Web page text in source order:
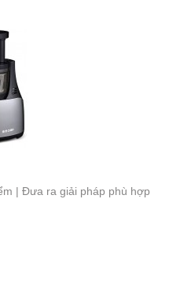
| Đưa ra giải pháp phù hợp